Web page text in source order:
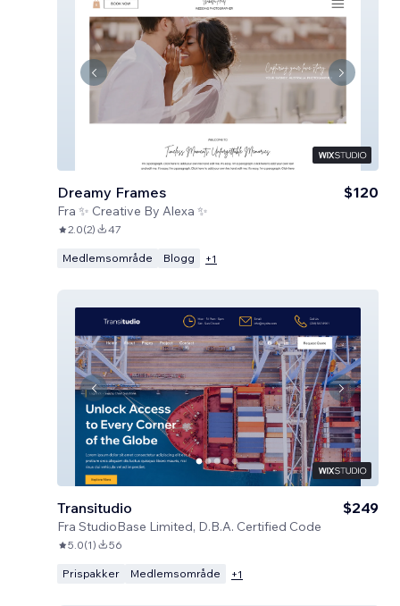
Dreamy Frames
Fra ✨ Creative By Alexa ✨
$120
2.0(2) 47
Medlemsområde Blogg +1
Transitudio
Fra StudioBase Limited, D.B.A. Certified Code
$249
5.0(1) 56
Prispakker Medlemsområde +1